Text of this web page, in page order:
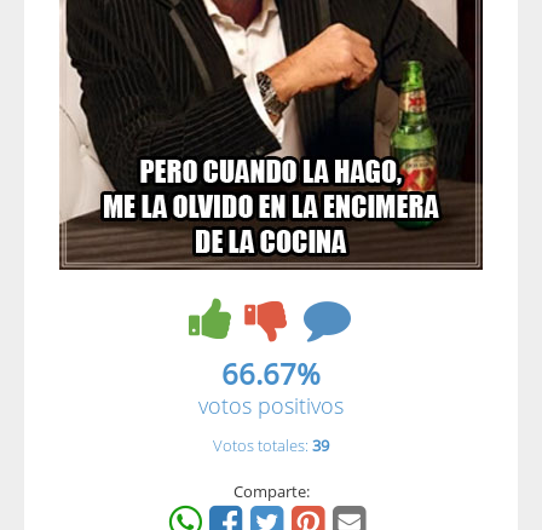
66.67%
votos positivos
Votos totales: 39
Comparte: